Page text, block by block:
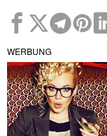
WERBUNG